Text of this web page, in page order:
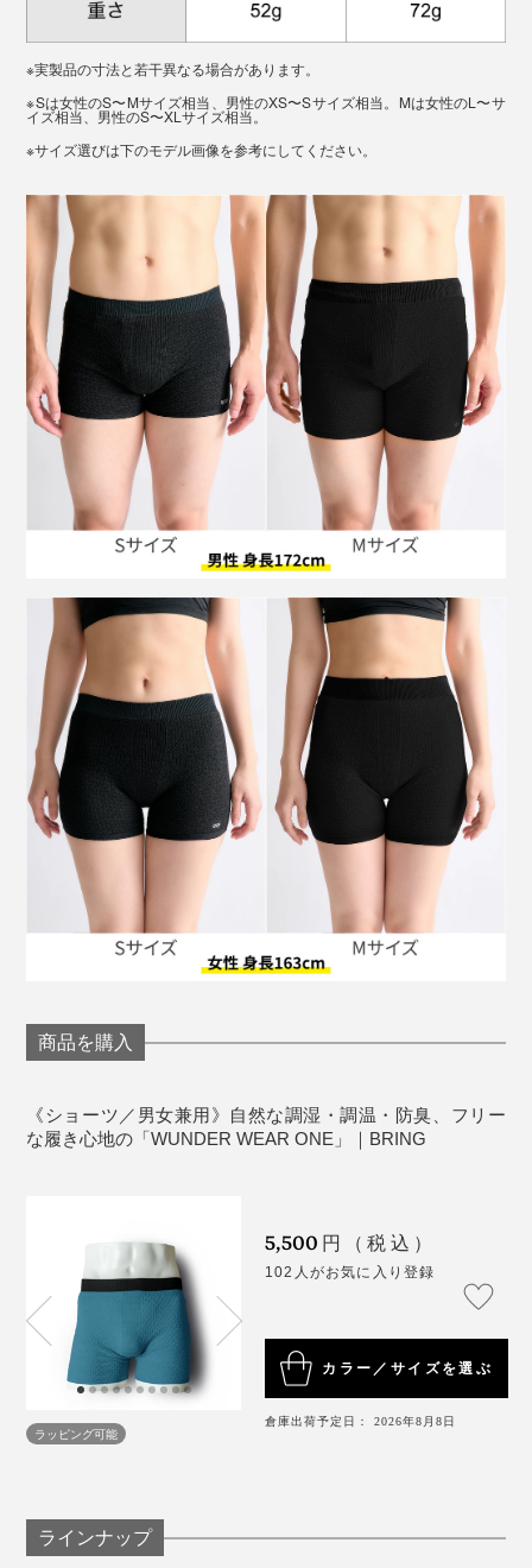
よく伸びるニット素材のため、S／Mの2サイズで、男女
ともたいていの体型をカバー。
S／女性のS〜Mサイズ相当、男性のXS〜Sサイズ相
当
※女性でも、腰を広範囲にカバーしたい、長めに履きたい場合はMがおすす
めです。
その挑戦の最中、「ポリエステルが再生できる技術があ
る」ことがわかり、そちらの挑戦にシフト。当時、使用
済みの繊維からポリエステルを作ることは、ラボレベル
の技術としては可能でも、商業ベースにのせることは限
りなく不可能とされていました。
しかし、様々な困難にも立ち向かい北九州市に自社プラ
ントを建設。
使用済みの服を回収
繊維から再生ポリエステルを作る
その繊維で服を作る
ビジネスとして成立させる
という高い壁を次々とクリアし、『株式会社JEPLAN』
のいまがあります。アパレルブランド『BRING』は、そ
のビジネスモデルが持続可能であることを証明するため
ブランドでもあるです。
ゴミで車が走る未来を夢見て、情熱を持ち続け、“正し
いこと”を“楽しいこと”に変え、不可能と思われていた未
来を現実のものにした『株式会社JEPLAN』。
『BRING』の服を身につけることは、未来の「福」につ
ながっています。
肌に食い込むことなく、冬は温かく、夏はムレず、寝て
も動いても快適に過ごせる。そして、「捨てない未来の
実現」という理念のもと、使用済み繊維からの再生ポリ
地球のためにも、私のためにも、『BRING』はず〜っと
続いてほしいブランドです。
※実製品の寸法と若干異なる場合があります。
※Sは女性のS〜Mサイズ相当、男性のXS〜Sサイズ相当。Mは女性のL〜サ
イズ相当、男性のS〜XLサイズ相当。
※サイズ選びは下のモデル画像を参考にしてください。
商品を購入
《ショーツ／男女兼用》自然な調湿・調温・防臭、フリー
な履き心地の「WUNDER WEAR ONE」｜BRING
ラッピング可能
5,500 円（税込）
102人がお気に入り登録
カラー／サイズを選ぶ
倉庫出荷予定日： 2026年8月8日
ラインナップ